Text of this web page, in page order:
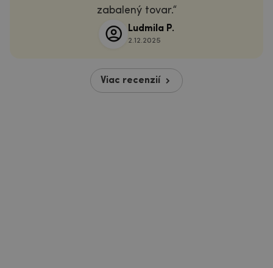
zabalený tovar.
Ludmila P.
2.12.2025
Viac recenzií